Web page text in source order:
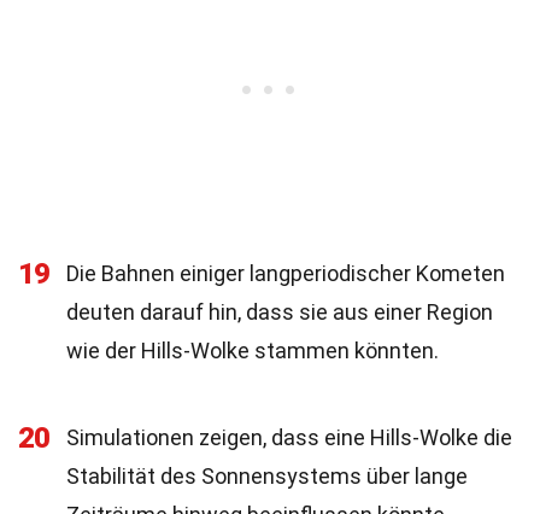
19
Die Bahnen einiger langperiodischer Kometen
deuten darauf hin, dass sie aus einer Region
wie der Hills-Wolke stammen könnten.
20
Simulationen zeigen, dass eine Hills-Wolke die
Stabilität des Sonnensystems über lange